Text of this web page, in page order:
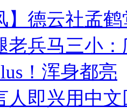
】德云社孟
老兵马三小
！浑身都亮
人即兴用中